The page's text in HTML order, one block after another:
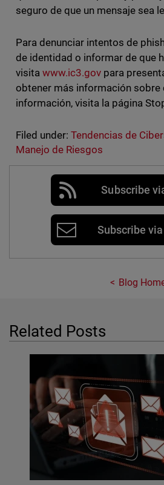
seguro de que un mensaje sea
Para denunciar intentos de
de identidad o informar de que
visita www.ic3.govpara
obtener más información
información, visita la página
Filed under: Tendencias de
Manejo de Riesgos
Subscribe
Subscribe via
Blog
Related Posts